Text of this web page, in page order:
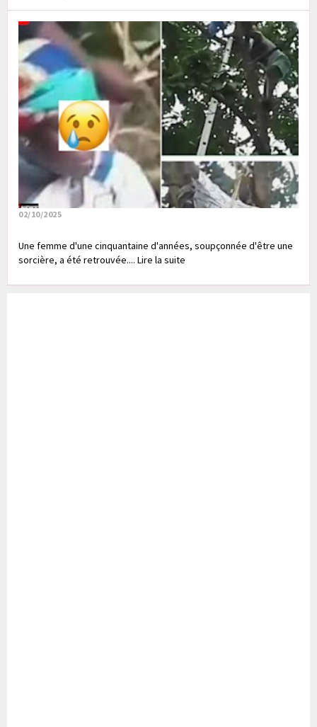
02/10/2025
Une femme d'une cinquantaine d'années, soupçonnée d'être une
sorcière, a été retrouvée.... Lire la suite